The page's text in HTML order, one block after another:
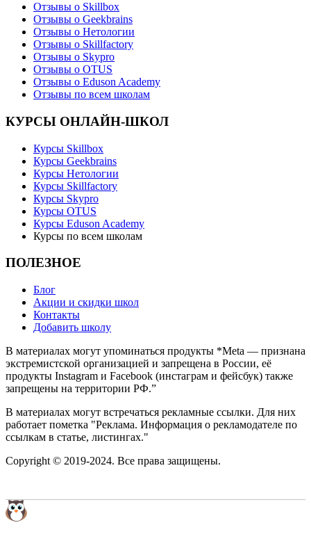
Отзывы о Skillbox
Отзывы о Geekbrains
Отзывы о Нетологии
Отзывы о Skillfactory
Отзывы о Skypro
Отзывы о OTUS
Отзывы о Eduson Academy
Отзывы по всем школам
КУРСЫ ОНЛАЙН-ШКОЛ
Курсы Skillbox
Курсы Geekbrains
Курсы Нетологии
Курсы Skillfactory
Курсы Skypro
Курсы OTUS
Курсы Eduson Academy
Курсы по всем школам
ПОЛЕЗНОЕ
Блог
Акции и скидки школ
Контакты
Добавить школу
В материалах могут упоминаться продукты *Meta — признана
экстремистской организацией и запрещена в России, её
продукты Instagram и Facebook (инстаграм и фейсбук) также
запрещены на территории РФ.”
В материалах могут встречаться рекламные ссылки. Для них
работает пометка "Реклама. Информация о рекламодателе по
ссылкам в статье, листингах."
Copyright © 2019-2024. Все права защищены.